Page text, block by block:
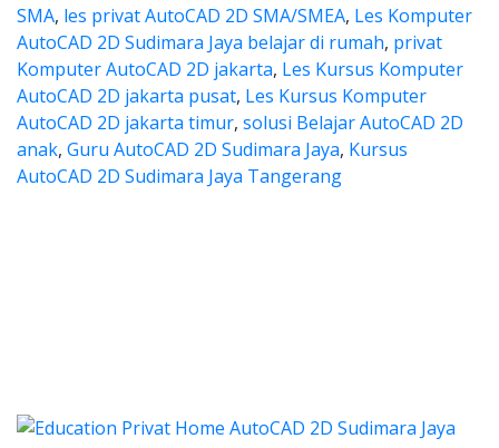
SMA, les privat AutoCAD 2D SMA/SMEA, Les Komputer
AutoCAD 2D Sudimara Jaya belajar di rumah, privat
Komputer AutoCAD 2D jakarta, Les Kursus Komputer
AutoCAD 2D jakarta pusat, Les Kursus Komputer
AutoCAD 2D jakarta timur, solusi Belajar AutoCAD 2D
anak, Guru AutoCAD 2D Sudimara Jaya, Kursus
AutoCAD 2D Sudimara Jaya Tangerang